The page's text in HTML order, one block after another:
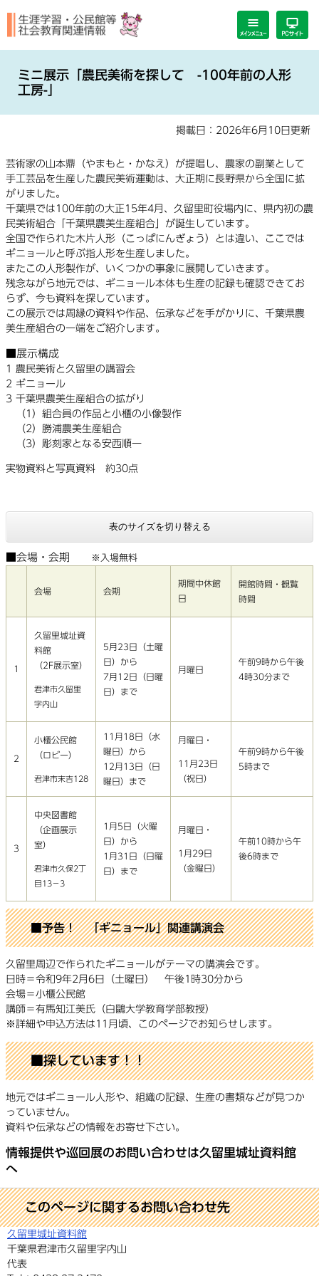
ジ
す。
ュ
し
文
へ
ミニ展示「農民美術を探して -100年前の人形
工房-」
掲載日：2026年6月10日更新
芸術家の山本鼎（やまもと・かなえ）が提唱し、農家の副業として
手工芸品を生産した農民美術運動は、大正期に長野県から全国に拡
がりました。
千葉県では100年前の大正15年4月、久留里町役場内に、県内初の農
民美術組合「千葉県農美生産組合」が誕生しています。
全国で作られた木片人形（こっぱにんぎょう）とは違い、ここでは
ギニョールと呼ぶ指人形を生産しました。
またこの人形製作が、いくつかの事象に展開していきます。
残念ながら地元では、ギニョール本体も生産の記録も確認できてお
らず、今も資料を探しています。
この展示では周縁の資料や作品、伝承などを手がかりに、千葉県農
美生産組合の一端をご紹介します。
■展示構成
1 農民美術と久留里の講習会
2 ギニョール
3 千葉県農美生産組合の拡がり
（1）組合員の作品と小櫃の小像製作
（2）勝浦農美生産組合
（3）彫刻家となる安西順一
実物資料と写真資料 約30点
表のサイズを切り替える
■会場・会期 ※入場無料
会場 会期
期間中休館
日
開館時間・観覧
時間
1
久留里城址資
料館
（2F展示室）
君津市久留里
字内山
5月23日（土曜
日）から
7月12日（日曜
日）まで
月曜日
午前9時から午後
4時30分まで
2
小櫃公民館
（ロビー）
君津市末吉128
11月18日（水
曜日）から
12月13日（日
曜日）まで
月曜日・
11月23日
（祝日）
午前9時から午後
5時まで
3
中央図書館
（企画展示
室）
君津市久保2丁
目13－3
1月5日（火曜
日）から
1月31日（日曜
日）まで
月曜日・
1月29日
（金曜日）
午前10時から午
後6時まで
■予告！ 「ギニョール」関連講演会
久留里周辺で作られたギニョールがテーマの講演会です。
日時＝令和9年2月6日（土曜日） 午後1時30分から
会場＝小櫃公民館
講師＝有馬知江美氏（白鷗大学教育学部教授）
※詳細や申込方法は11月頃、このページでお知らせします。
■探しています！！
地元ではギニョール人形や、組織の記録、生産の書類などが見つか
っていません。
資料や伝承などの情報をお寄せ下さい。
情報提供や巡回展のお問い合わせは久留里城址資料館
へ
このページに関するお問い合わせ先
久留里城址資料館
代表
千葉県君津市久留里字内山